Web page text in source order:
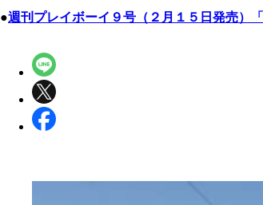
●週刊プレイボーイ９号（２月１５日発売）「